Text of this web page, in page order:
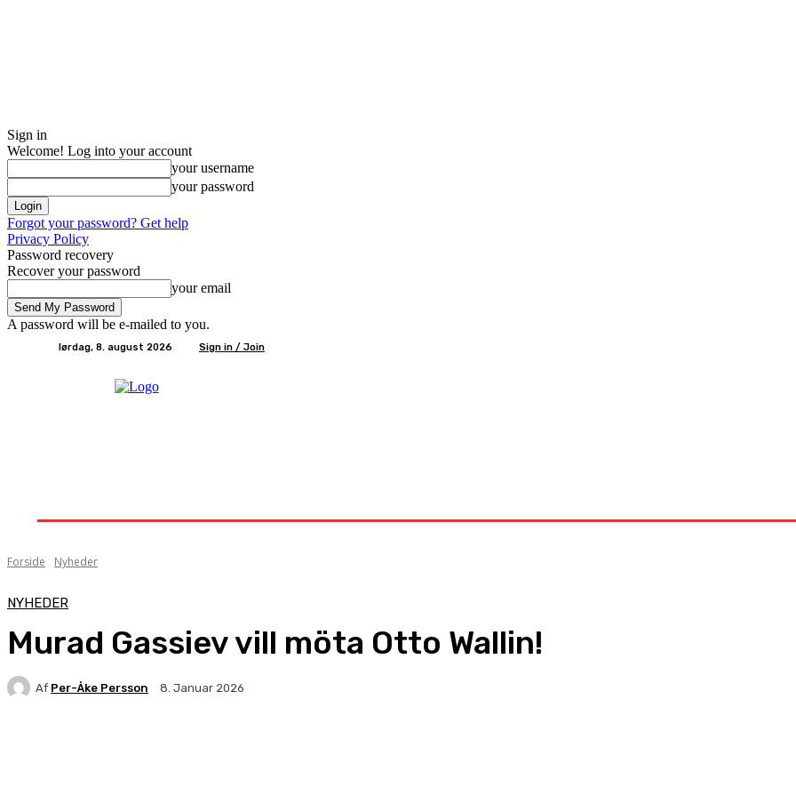
Sign in
Welcome! Log into your account
your username
your password
Forgot your password? Get help
Privacy Policy
Password recovery
Recover your password
your email
A password will be e-mailed to you.
lørdag, 8. august 2026 Sign in / Join
Forside Nyheder
NYHEDER
Murad Gassiev vill möta Otto Wallin!
Af Per-Åke Persson 8. Januar 2026